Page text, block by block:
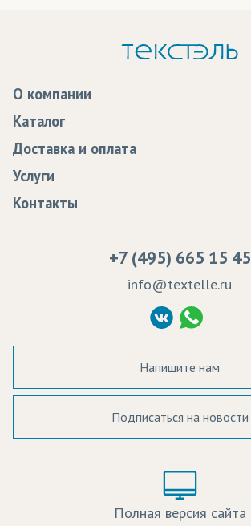
О компании
Статьи
Программа лояльности
Сертификаты качества
Судебные решения
Политика Конфиденциальности
Согласие на обработку ПД
Каталог
Доставка и оплата
Доставка
Оплата
Услуги
Образцы
Контакты
+7 (495) 665 15 45
info@textelle.ru
Напишите нам
Подписаться на новости
Полная версия сайта